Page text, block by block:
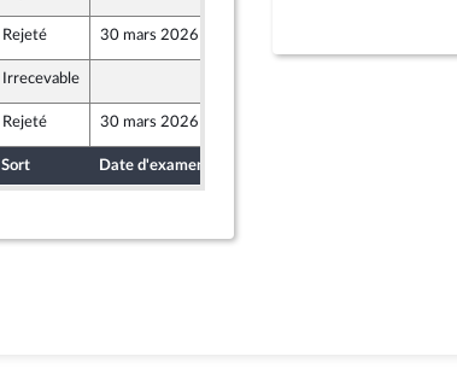
Rejeté 30 mars 2026
Irrecevable
Rejeté 30 mars 2026
Sort Date d'examen